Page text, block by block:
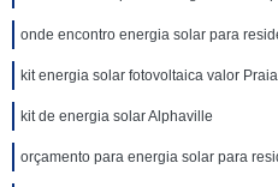
onde encontro energia solar para
kit energia solar fotovoltaica valor
kit de energia solar Alphaville
orçamento para energia solar para